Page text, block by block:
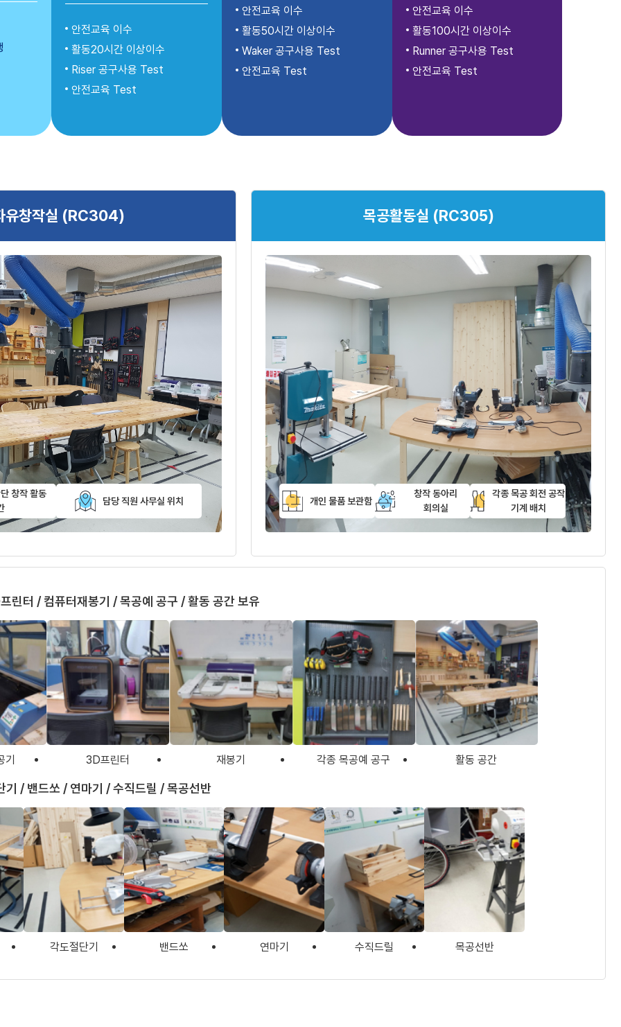
안전교육 이수
활동20시간 이상이수
Riser 공구사용 Test
안전교육 Test
안전교육 이수
활동50시간 이상이수
Waker 공구사용 Test
안전교육 Test
안전교육 이수
활동100시간 이상이수
Runner 공구사용 Test
안전교육 Test
유창작실 (RC304)
창작 활동
담당 직원 사무실 위치
목공활동실 (RC305)
개인 물품 보관함
창작 동아리
회의실
각종 목공 회전 공작
기계 배치
린터 / 컴퓨터재봉기 / 목공예 공구 / 활동 공간 보유
3D프린터 재봉기 각종 목공예 공구 활동 공간
기 / 밴드쏘 / 연마기 / 수직드릴 / 목공선반
각도절단기 밴드쏘 연마기 수직드릴 목공선반